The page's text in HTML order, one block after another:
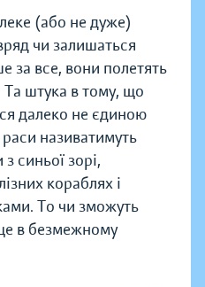
(або не дуже)
чи залишаться
за все, вони полетять
штука в тому, що
далеко не єдиною
раси називатимуть
синьої зорі,
кораблях і
То чи зможуть
в безмежному